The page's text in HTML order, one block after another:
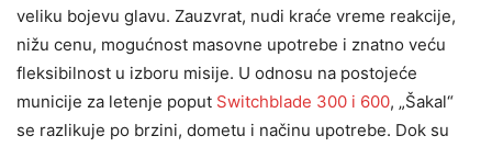
veliku bojevu glavu. Zauzvrat, nudi kraće vreme reakcije,
nižu cenu, mogućnost masovne upotrebe i znatno veću
fleksibilnost u izboru misije. U odnosu na postojeće
municije za letenje poput Switchblade 300 i 600, „Šakal“
se razlikuje po brzini, dometu i načinu upotrebe. Dok su